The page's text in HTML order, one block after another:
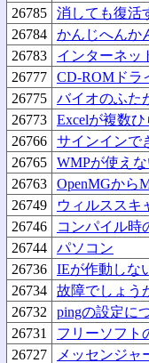
26785
消しても復活
26784
かんじへん
26783
インターネッ
26777
CD-ROMドラ
26775
バイオのふた
26773
Excelが複数
26766
サインインで
26765
WMPが使え
26763
OpenMGから
26749
ウィルススキ
26746
コンパイル時
26744
パソコン
26736
IEが作動しな
26734
故障でしょう
26732
pingの設定に
26731
フリーソフト
26727
メッセンジャ